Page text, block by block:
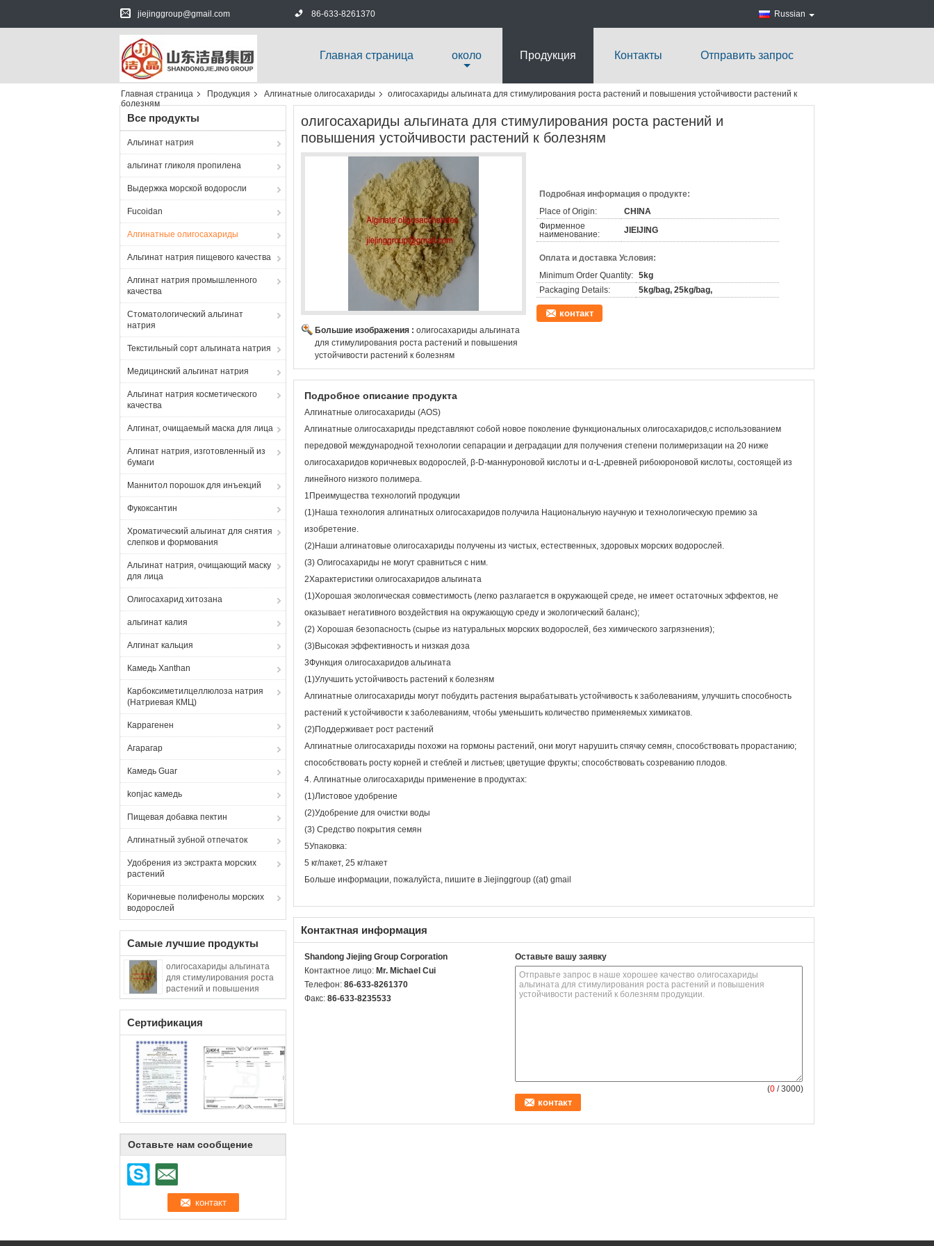
jiejinggroup@gmail.com 86-633-8261370 Russian
Главная страница около Продукция Контакты Отправить запрос
Главная страница Продукция Алгинатные олигосахариды
олигосахариды альгината для стимулирования роста растений и повышения устойчивости растений к
болезням
Все продукты
Альгинат натрия
альгинат гликоля пропилена
Выдержка морской водоросли
Fucoidan
Алгинатные олигосахариды
Альгинат натрия пищевого качества
Алгинат натрия промышленного
качества
Стоматологический альгинат
натрия
Текстильный сорт альгината натрия
Медицинский альгинат натрия
Альгинат натрия косметического
качества
Алгинат, очищаемый маска для лица
Алгинат натрия, изготовленный из
бумаги
Маннитол порошок для инъекций
Фукоксантин
Хроматический альгинат для снятия
слепков и формования
Альгинат натрия, очищающий маску
для лица
Олигосахарид хитозана
альгинат калия
Алгинат кальция
Камедь Xanthan
Карбоксиметилцеллюлоза натрия
(Натриевая КМЦ)
Каррагенен
Агарагар
Камедь Guar
konjac камедь
Пищевая добавка пектин
Алгинатный зубной отпечаток
Удобрения из экстракта морских
растений
Коричневые полифенолы морских
водорослей
Самые лучшие продукты
олигосахариды альгината
для стимулирования роста
растений и повышения
устойчивости растений к
болезням
Сертификация
Оставьте нам сообщение
олигосахариды альгината для стимулирования роста растений и
повышения устойчивости растений к болезням
Большие изображения : олигосахариды альгината
для стимулирования роста растений и повышения
устойчивости растений к болезням
Подробная информация о продукте:
Place of Origin:
CHINA
Фирменное
наименование:
JIEIJING
Оплата и доставка Условия:
Minimum Order Quantity: 5kg
Packaging Details:
5kg/bag, 25kg/bag,
контакт
Подробное описание продукта
Алгинатные олигосахариды (AOS)
Алгинатные олигосахариды представляют собой новое поколение функциональных олигосахаридов,с использованием
передовой международной технологии сепарации и деградации для получения степени полимеризации на 20 ниже
олигосахаридов коричневых водорослей, β-D-маннуроновой кислоты и α-L-древней рибоюроновой кислоты, состоящей из
линейного низкого полимера.
1Преимущества технологий продукции
(1)Наша технология алгинатных олигосахаридов получила Национальную научную и технологическую премию за
изобретение.
(2)Наши алгинатовые олигосахариды получены из чистых, естественных, здоровых морских водорослей.
(3) Олигосахариды не могут сравниться с ним.
2Характеристики олигосахаридов альгината
(1)Хорошая экологическая совместимость (легко разлагается в окружающей среде, не имеет остаточных эффектов, не
оказывает негативного воздействия на окружающую среду и экологический баланс);
(2) Хорошая безопасность (сырье из натуральных морских водорослей, без химического загрязнения);
(3)Высокая эффективность и низкая доза
3Функция олигосахаридов альгината
(1)Улучшить устойчивость растений к болезням
Алгинатные олигосахариды могут побудить растения вырабатывать устойчивость к заболеваниям, улучшить способность
растений к устойчивости к заболеваниям, чтобы уменьшить количество применяемых химикатов.
(2)Поддерживает рост растений
Алгинатные олигосахариды похожи на гормоны растений, они могут нарушить спячку семян, способствовать прорастанию;
способствовать росту корней и стеблей и листьев; цветущие фрукты; способствовать созреванию плодов.
4. Алгинатные олигосахариды применение в продуктах:
(1)Листовое удобрение
(2)Удобрение для очистки воды
(3) Средство покрытия семян
5Упаковка:
5 кг/пакет, 25 кг/пакет
Больше информации, пожалуйста, пишите в Jiejinggroup ((at) gmail
Контактная информация
Shandong Jiejing Group Corporation
Контактное лицо: Mr. Michael Cui
Телефон: 86-633-8261370
Факс: 86-633-8235533
Оставьте вашу заявку
(0 / 3000)